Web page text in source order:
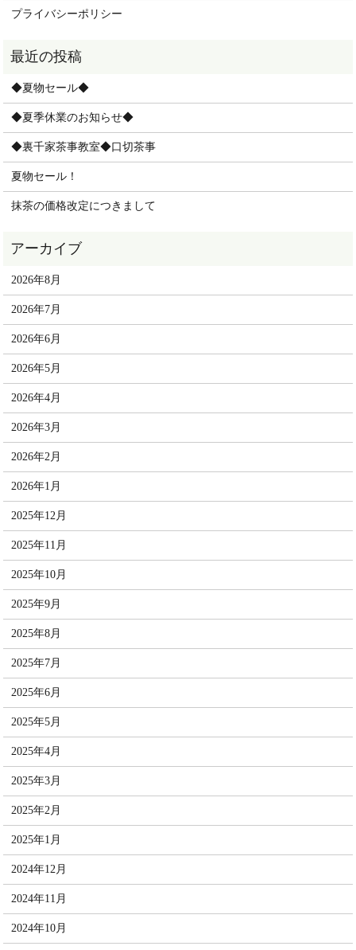
プライバシーポリシー
◆夏物セール◆
◆夏季休業のお知らせ◆
◆裏千家茶事教室◆口切茶事
夏物セール！
抹茶の価格改定につきまして
2026年8月
2026年7月
2026年6月
2026年5月
2026年4月
2026年3月
2026年2月
2026年1月
2025年12月
2025年11月
2025年10月
2025年9月
2025年8月
2025年7月
2025年6月
2025年5月
2025年4月
2025年3月
2025年2月
2025年1月
2024年12月
2024年11月
2024年10月